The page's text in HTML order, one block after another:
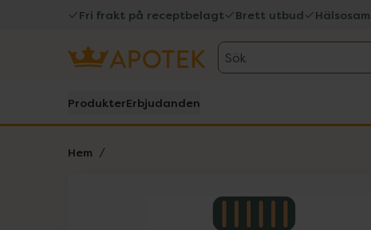
Fri frakt på receptbelagt Brett utbud
Sök
ProdukterErbjudanden
Hem
Lista: . Innehåller 1 objekt.